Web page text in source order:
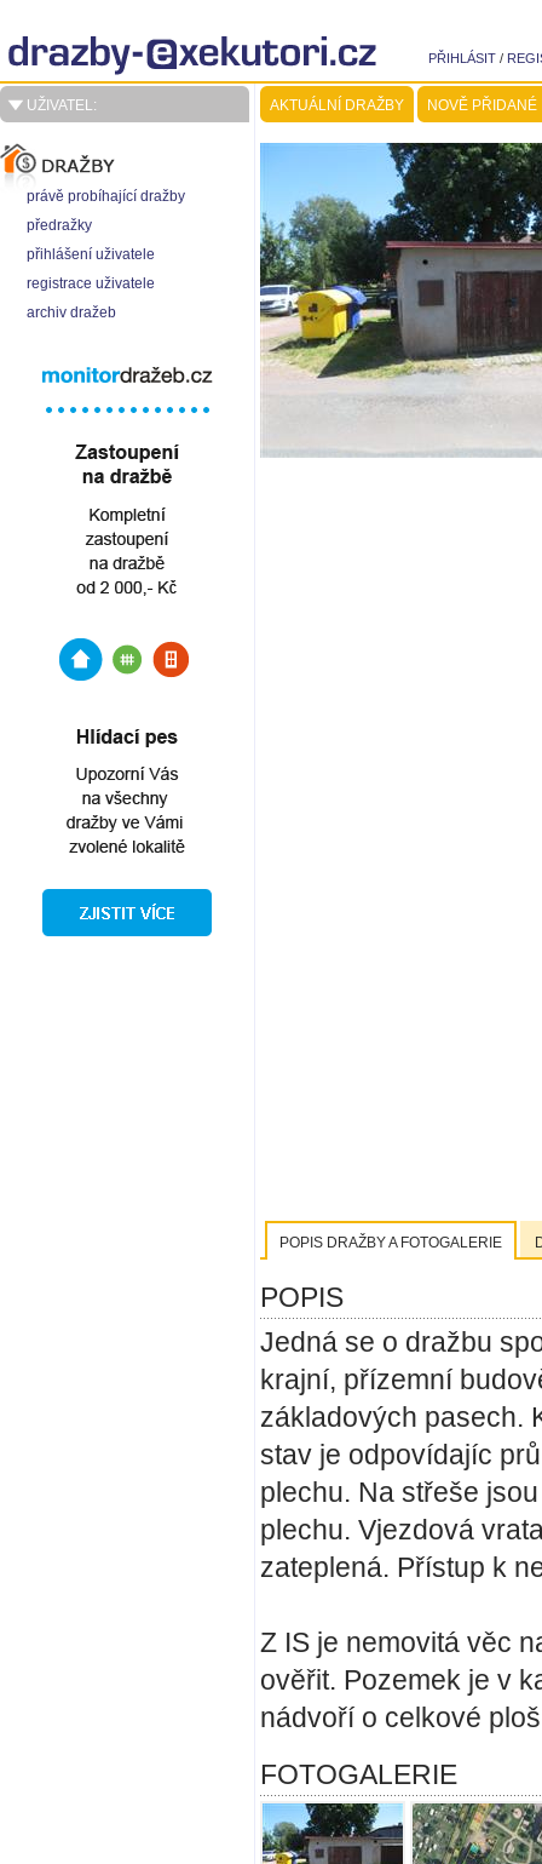
PŘIHLÁSIT /
UŽIVATEL:
právě probíhající dražby
předražky
přihlášení uživatele
registrace uživatele
archiv dražeb
AKTUÁLNÍ DRAŽBY NOVĚ PŘIDANÉ
POPIS DRAŽBY A FOTOGALERIE
POPIS
Jedná se o dražbu
krajní, přízemní
základových pasech.
stav je odpovídajíc
plechu. Na střeše
plechu. Vjezdová
zateplená. Přístup k
Z IS je nemovitá věc
ověřit. Pozemek je v
nádvoří o celkové
FOTOGALERIE